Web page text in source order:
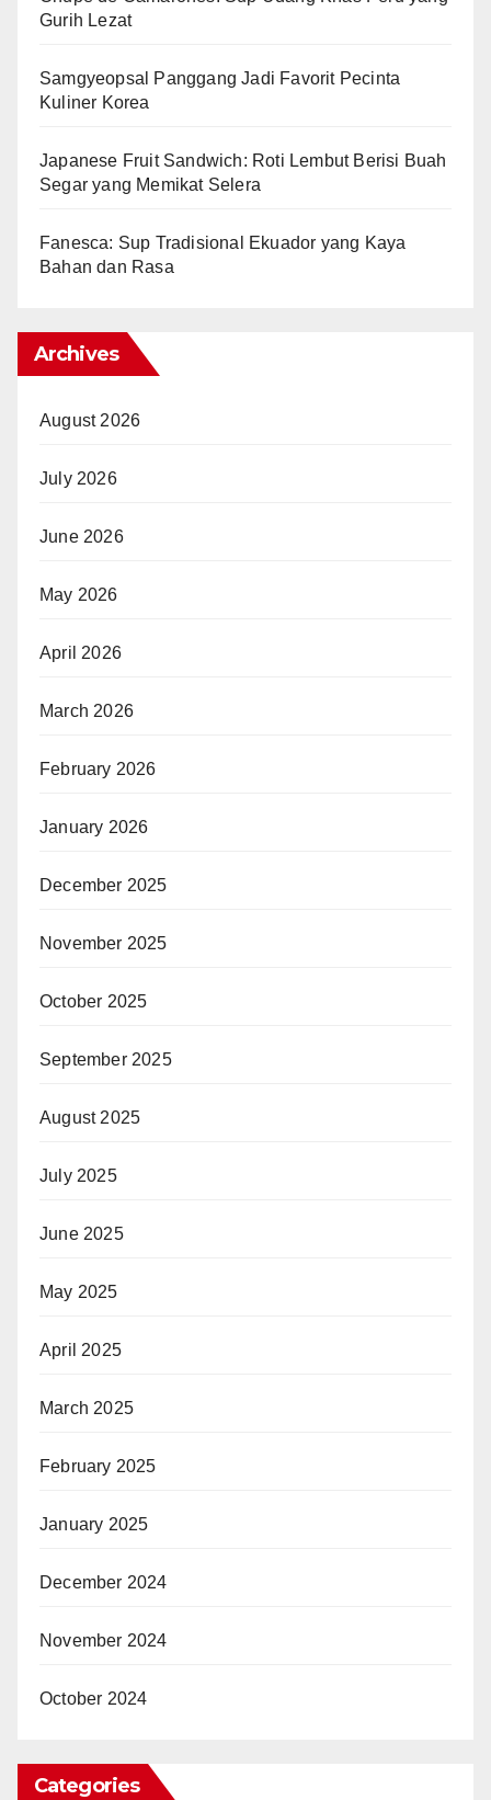
Gurih Lezat
Samgyeopsal Panggang Jadi Favorit Pecinta
Kuliner Korea
Japanese Fruit Sandwich: Roti Lembut Berisi Buah
Segar yang Memikat Selera
Fanesca: Sup Tradisional Ekuador yang Kaya
Bahan dan Rasa
Archives
August 2026
July 2026
June 2026
May 2026
April 2026
March 2026
February 2026
January 2026
December 2025
November 2025
October 2025
September 2025
August 2025
July 2025
June 2025
May 2025
April 2025
March 2025
February 2025
January 2025
December 2024
November 2024
October 2024
Categories